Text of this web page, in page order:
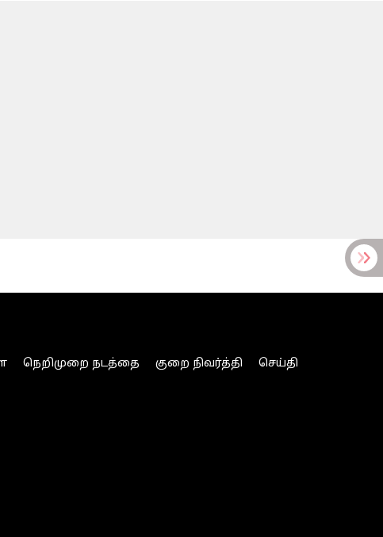
நெறிமுறை நடத்தை குறை நிவர்த்தி
செய்தி